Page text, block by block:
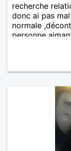
recherche
donc ai pas
normale
personne
simple et